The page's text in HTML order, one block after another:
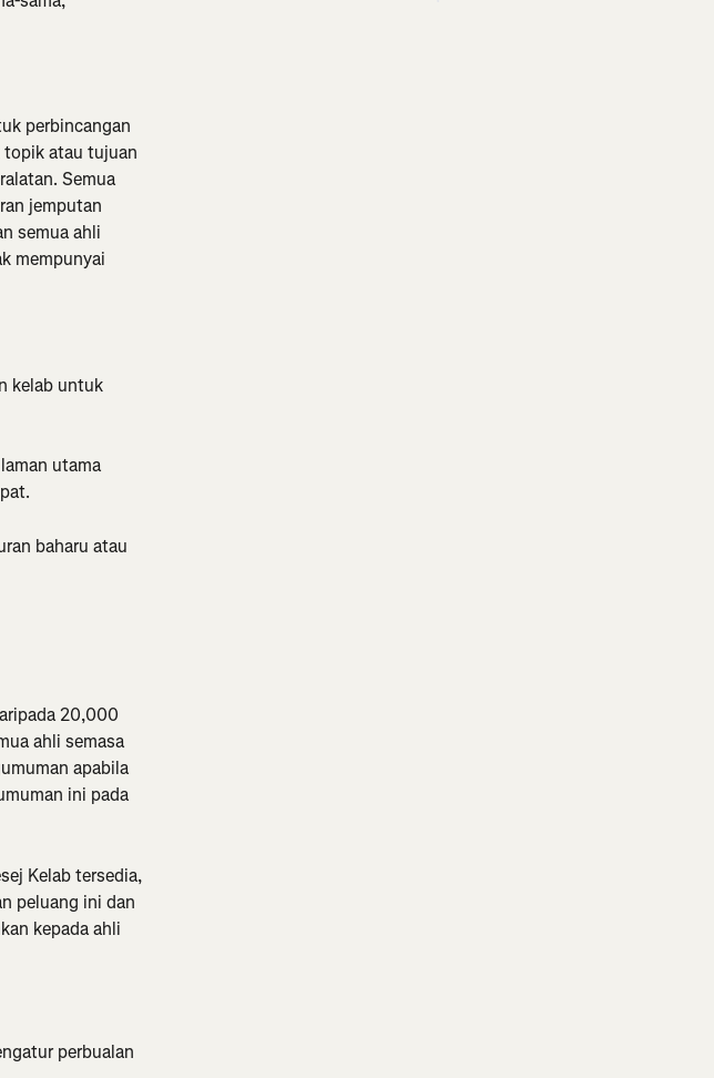
perbincangan
topik atau tujuan
Semua
jemputan
semua ahli
mempunyai
kelab untuk
utama
baharu atau
20,000
ahli semasa
apabila
ini pada
Kelab tersedia,
peluang ini dan
kepada ahli
perbualan